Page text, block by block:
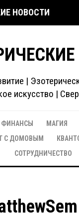
НОВОСТИ
|
искусство |
МАГИЯ
С ДОМОВЫМ
СОТРУДНИЧЕСТВО